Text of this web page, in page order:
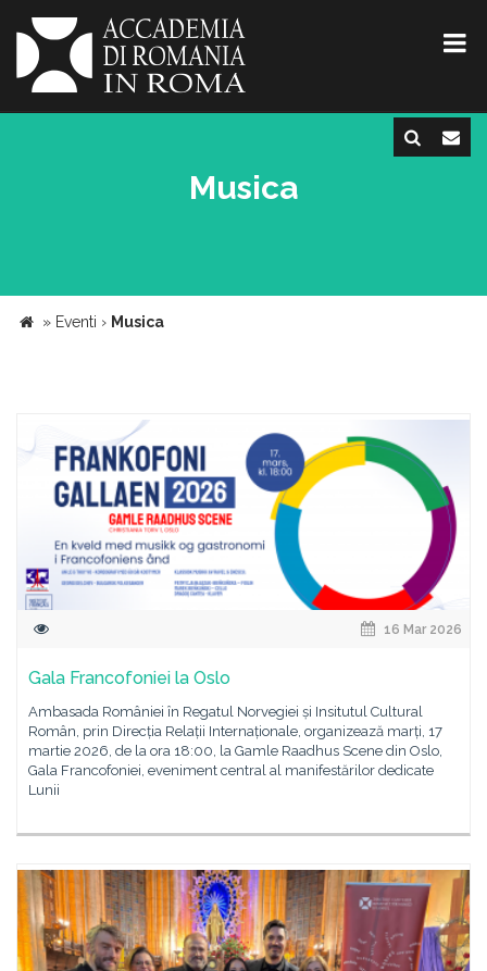
Musica
» Eventi › Musica
16 Mar 2026
Gala Francofoniei la Oslo
Ambasada României în Regatul Norvegiei și Insitutul Cultural
Român, prin Direcția Relații Internaționale, organizează marți, 17
martie 2026, de la ora 18:00, la Gamle Raadhus Scene din Oslo,
Gala Francofoniei, eveniment central al manifestărilor dedicate
Lunii